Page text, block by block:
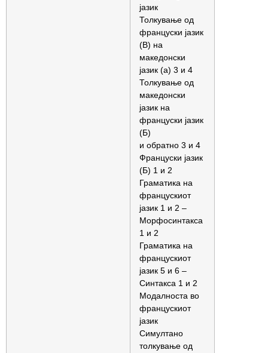
јазик
Толкување од
француски јазик
(В) на
македонски
јазик (а) 3 и 4
Толкување од
македонски
јазик на
француски јазик
(Б)
и обратно 3 и 4
Француски јазик
(Б) 1 и 2
Граматика на
францускиот
јазик 1 и 2 –
Морфосинтакса
1 и 2
Граматика на
францускиот
јазик 5 и 6 –
Синтакса 1 и 2
Модалноста во
францускиот
јазик
Симултано
толкување од